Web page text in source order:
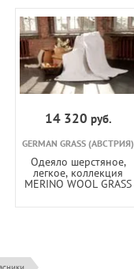
14 320 руб.
GERMAN GRASS (АВСТРИЯ)
Одеяло шерстяное,
легкое, коллекция
MERINO WOOL GRASS